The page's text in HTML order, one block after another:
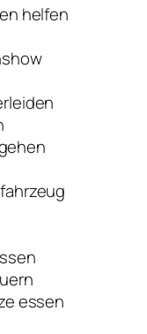
helfen
essen